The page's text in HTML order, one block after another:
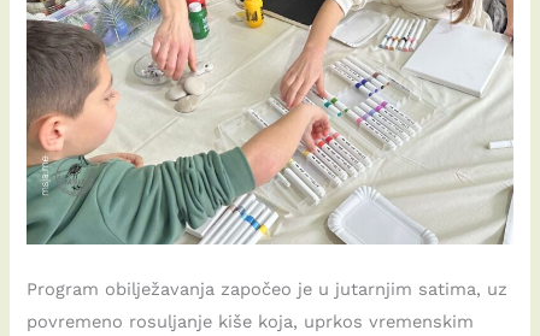
Program obilježavanja započeo je u jutarnjim satima, uz
povremeno rosuljanje kiše koja, uprkos vremenskim